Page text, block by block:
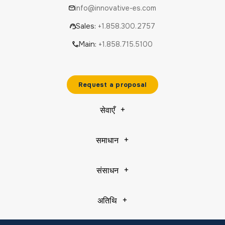
info@innovative-es.com
Sales: +1.858.300.2757
Main: +1.858.715.5100
Request a proposal
सेवाएँ
समाधान
संसाधन
अतिथि